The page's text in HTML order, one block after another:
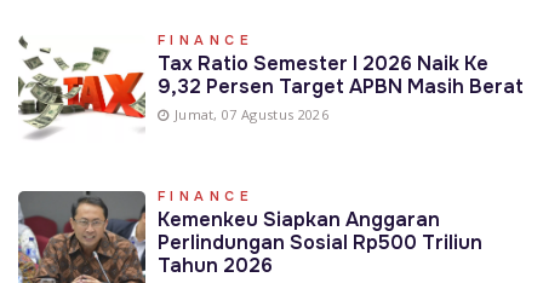
FINANCE
Tax Ratio Semester I 2026 Naik Ke
9,32 Persen Target APBN Masih Berat
Jumat, 07 Agustus 2026
FINANCE
Kemenkeu Siapkan Anggaran
Perlindungan Sosial Rp500 Triliun
Tahun 2026